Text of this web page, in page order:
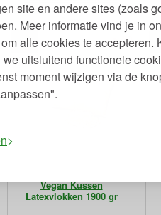
site en andere sites (zoals
Meer informatie vind je in
alle cookies te accepteren.
uitsluitend functionele
moment wijzigen via de
Katoenen Canvas 24 x 18 x
9 cm
€6,50
Vegan Kussen
Latexvlokken 1900 gr